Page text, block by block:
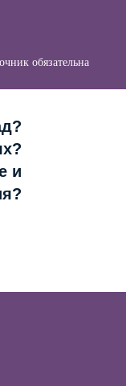
обязательна
и